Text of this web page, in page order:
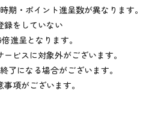
・ポイント進呈数が異なります。
録をしていない
進呈となります。
ビスに対象外がございます。
了になる場合がございます。
項がございます。